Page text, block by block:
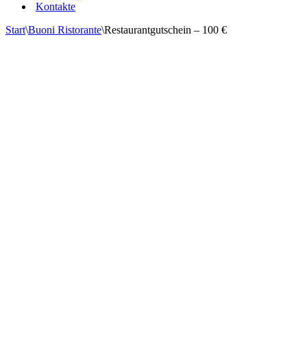
Kontakte
Start\Buoni Ristorante\Restaurantgutschein – 100 €